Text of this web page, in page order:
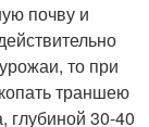
почву и
то при
траншею
глубиной 30-40